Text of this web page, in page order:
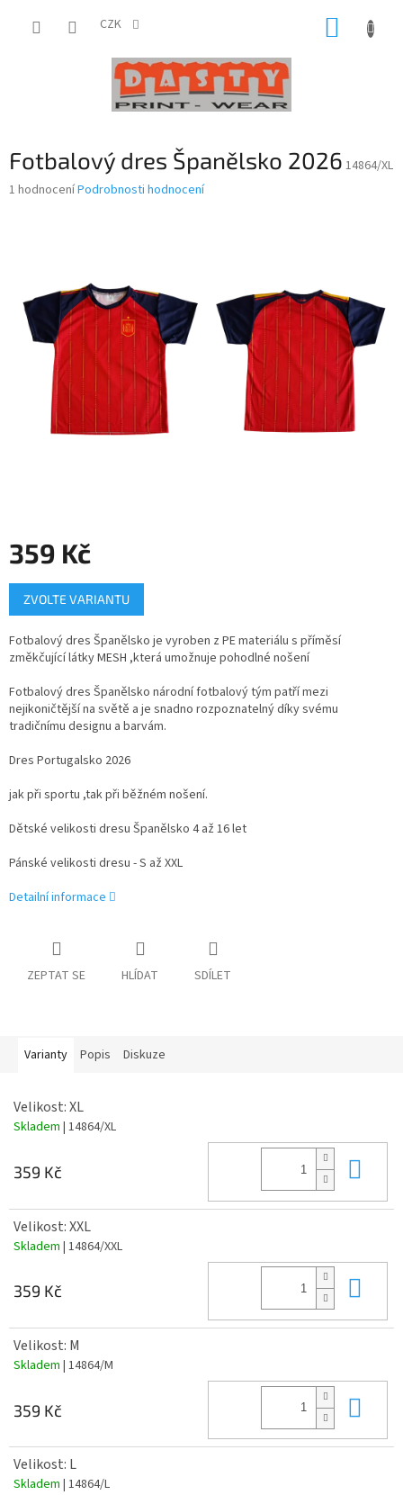
CZK
Fotbalový dres Španělsko 2026 14864/XL
Průměrné
hvězdiček.
1 hodnoceníPodrobnosti hodnocení
359 Kč
Měrná
cena:
ZVOLTE VARIANTU
Fotbalový dres Španělsko je vyroben z PE materiálu s příměsí
změkčující látky MESH ,která umožnuje pohodlné nošení
Fotbalový dres Španělsko národní fotbalový tým patří mezi
nejikoničtější na světě a je snadno rozpoznatelný díky svému
tradičnímu designu a barvám.
Dres Portugalsko 2026
jak při sportu ,tak při běžném nošení.
Dětské velikosti dresu Španělsko 4 až 16 let
Pánské velikosti dresu - S až XXL
Detailní informace
ZEPTAT SE HLÍDAT SDÍLET
Varianty Popis Diskuze
Velikost: XL
Skladem | 14864/XL
359 Kč
Velikost: XXL
Skladem | 14864/XXL
359 Kč
Velikost: M
Skladem | 14864/M
359 Kč
Velikost: L
Skladem | 14864/L